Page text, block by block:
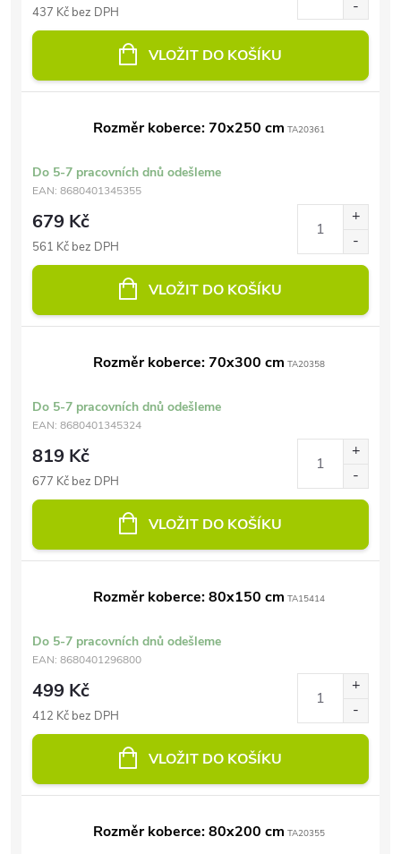
437 Kč bez DPH
VLOŽIT DO KOŠÍKU
Rozměr koberce: 70x250 cm TA20361
Do 5-7 pracovních dnů odešleme
EAN: 8680401345355
679 Kč
561 Kč bez DPH
VLOŽIT DO KOŠÍKU
Rozměr koberce: 70x300 cm TA20358
Do 5-7 pracovních dnů odešleme
EAN: 8680401345324
819 Kč
677 Kč bez DPH
VLOŽIT DO KOŠÍKU
Rozměr koberce: 80x150 cm TA15414
Do 5-7 pracovních dnů odešleme
EAN: 8680401296800
499 Kč
412 Kč bez DPH
VLOŽIT DO KOŠÍKU
Rozměr koberce: 80x200 cm TA20355